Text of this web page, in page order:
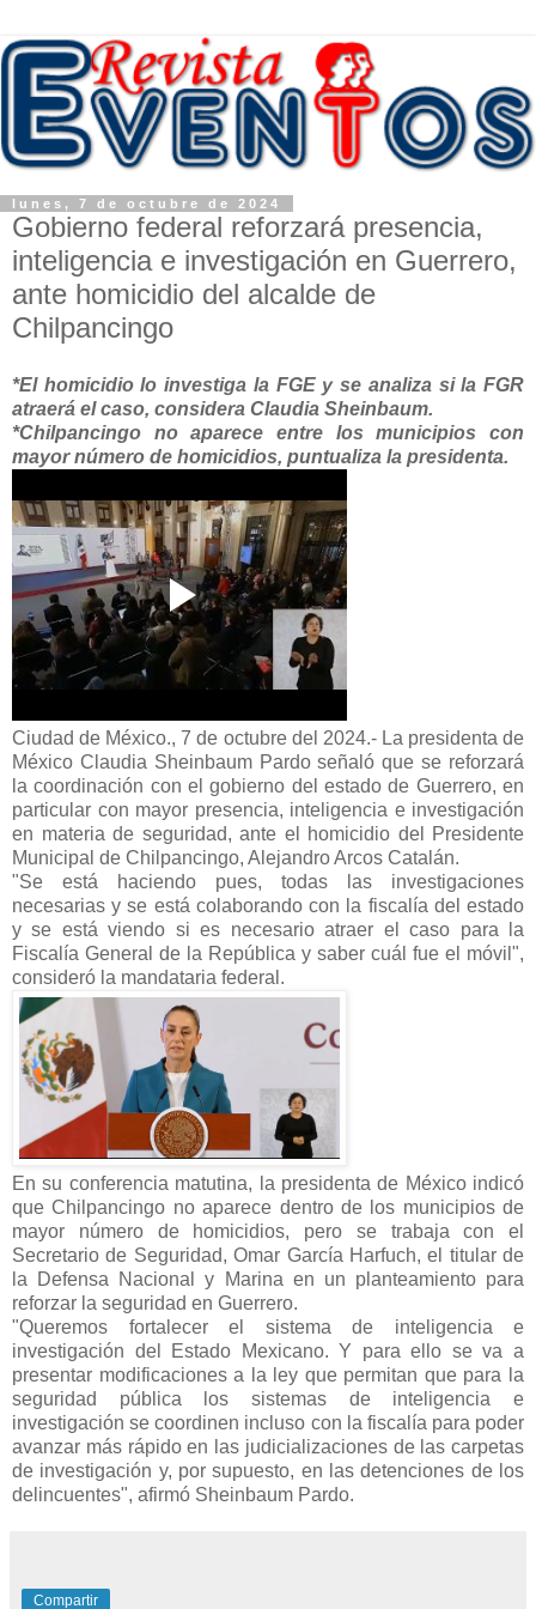
lunes, 7 de octubre de 2024
Gobierno federal reforzará presencia,
inteligencia e investigación en Guerrero,
ante homicidio del alcalde de
Chilpancingo
*El homicidio lo investiga la FGE y se analiza si la FGR
atraerá el caso, considera Claudia Sheinbaum.
*Chilpancingo no aparece entre los municipios con
mayor número de homicidios, puntualiza la presidenta.
Ciudad de México., 7 de octubre del 2024.- La presidenta de
México Claudia Sheinbaum Pardo señaló que se reforzará
la coordinación con el gobierno del estado de Guerrero, en
particular con mayor presencia, inteligencia e investigación
en materia de seguridad, ante el homicidio del Presidente
Municipal de Chilpancingo, Alejandro Arcos Catalán.
"Se está haciendo pues, todas las investigaciones
necesarias y se está colaborando con la fiscalía del estado
y se está viendo si es necesario atraer el caso para la
Fiscalía General de la República y saber cuál fue el móvil",
consideró la mandataria federal.
En su conferencia matutina, la presidenta de México indicó
que Chilpancingo no aparece dentro de los municipios de
mayor número de homicidios, pero se trabaja con el
Secretario de Seguridad, Omar García Harfuch, el titular de
la Defensa Nacional y Marina en un planteamiento para
reforzar la seguridad en Guerrero.
"Queremos fortalecer el sistema de inteligencia e
investigación del Estado Mexicano. Y para ello se va a
presentar modificaciones a la ley que permitan que para la
seguridad pública los sistemas de inteligencia e
investigación se coordinen incluso con la fiscalía para poder
avanzar más rápido en las judicializaciones de las carpetas
de investigación y, por supuesto, en las detenciones de los
delincuentes", afirmó Sheinbaum Pardo.
Compartir